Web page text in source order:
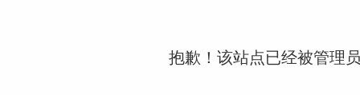
抱歉！该站点已经被管理